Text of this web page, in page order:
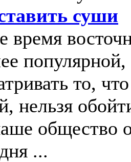
суши
время
то,
нельзя
общество
...